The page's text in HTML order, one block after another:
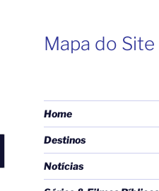
Mapa do Site
Home
Destinos
Notícias